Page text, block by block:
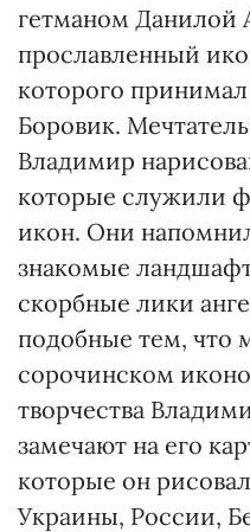
гетманом Данилой
прославленный
которого
Боровик.
Владимир
которые служили
икон. Они
знакомые
скорбные лики
подобные тем, что
сорочинском
творчества
замечают на его
которые он
Украины, России,